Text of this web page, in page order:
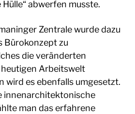
abwerfen musste.
Zentrale wurde dazu
Bürokonzept zu
die veränderten
Arbeitswelt
wird es ebenfalls umgesetzt.
innenarchitektonische
man das erfahrene